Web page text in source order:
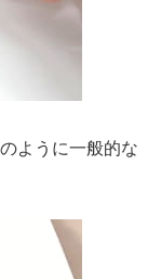
ように一般的な